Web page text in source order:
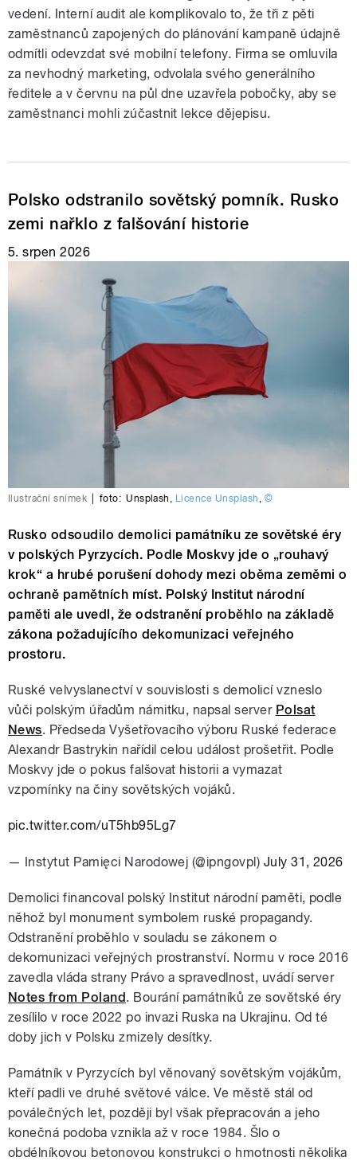
vedení. Interní audit ale komplikovalo to, že tři z pěti
zaměstnanců zapojených do plánování kampaně údajně
odmítli odevzdat své mobilní telefony. Firma se omluvila
za nevhodný marketing, odvolala svého generálního
ředitele a v červnu na půl dne uzavřela pobočky, aby se
zaměstnanci mohli zúčastnit lekce dějepisu.
Polsko odstranilo sovětský pomník. Rusko
zemi nařklo z falšování historie
5. srpen 2026
Ilustrační snímek foto: Unsplash , Licence Unsplash , ©
Rusko odsoudilo demolici památníku ze sovětské éry
v polských Pyrzycích. Podle Moskvy jde o „rouhavý
krok“ a hrubé porušení dohody mezi oběma zeměmi o
ochraně pamětních míst. Polský Institut národní
paměti ale uvedl, že odstranění proběhlo na základě
zákona požadujícího dekomunizaci veřejného
prostoru.
Ruské velvyslanectví v souvislosti s demolicí vzneslo
vůči polským úřadům námitku, napsal server Polsat
News. Předseda Vyšetřovacího výboru Ruské federace
Alexandr Bastrykin nařídil celou událost prošetřit. Podle
Moskvy jde o pokus falšovat historii a vymazat
vzpomínky na činy sovětských vojáků.
pic.twitter.com/uT5hb95Lg7
— Instytut Pamięci Narodowej (@ipngovpl) July 31, 2026
Demolici financoval polský Institut národní paměti, podle
něhož byl monument symbolem ruské propagandy.
Odstranění proběhlo v souladu se zákonem o
dekomunizaci veřejných prostranství. Normu v roce 2016
zavedla vláda strany Právo a spravedlnost, uvádí server
Notes from Poland. Bourání památníků ze sovětské éry
zesílilo v roce 2022 po invazi Ruska na Ukrajinu. Od té
doby jich v Polsku zmizely desítky.
Památník v Pyrzycích byl věnovaný sovětským vojákům,
kteří padli ve druhé světové válce. Ve městě stál od
poválečných let, později byl však přepracován a jeho
konečná podoba vznikla až v roce 1984. Šlo o
obdélníkovou betonovou konstrukci o hmotnosti několika